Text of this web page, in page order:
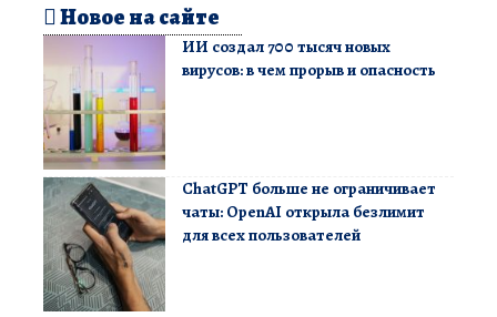
Новое на сайте
ИИ создал 700 тысяч новых
вирусов: в чем прорыв и опасность
ChatGPT больше не ограничивает
чаты: OpenAI открыла безлимит
для всех пользователей